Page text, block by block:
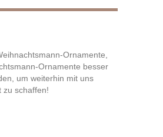
Ornamente,
Ornamente besser
um weiterhin mit uns
zu schaffen!